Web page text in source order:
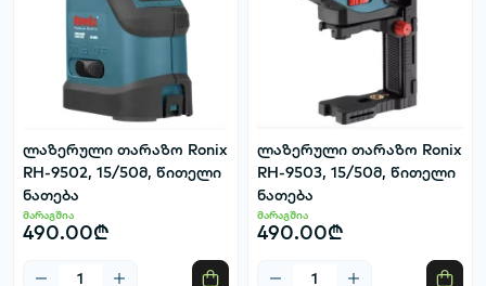
ლაზერული თარაზო Ronix
RH-9502, 15/50მ, წითელი
ნათება
მარაგშია
490.00₾
ლაზერული თარაზო Ronix
RH-9503, 15/50მ, წითელი
ნათება
მარაგშია
490.00₾